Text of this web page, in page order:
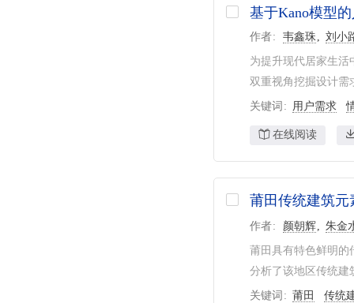
基于Kano模型
作者 韦鑫珠 刘小
为提升现代居家生活
双重视角挖掘设计需
关键词 用户需求
在线阅读
莆田传统建筑
作者 颜朝辉 朱金
莆田具有特色鲜明的
分析了该地区传统建
关键词 莆田 传统